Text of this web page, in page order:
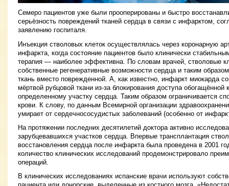
Семеро пациентов уже были прооперированы и быстро
серьёзность повреждений тканей сердца в связи с инфарктом,
заявлению госпиталя.
Инъекция стволовых клеток осуществлялась через коронарную
инфаркта, когда состояние пациентов было клинически
терапия — наиболее эффективна. По словам врачей, стволовые
собственные регенеративные возможности сердца и таким
ткань вместо поврежденной. А, как известно, инфаркт миокарда
мёртвой рубцовой ткани из-за блокирования доступа обогащённой
определенному участку сердца. Таким образом ограничивается
крови. К слову, по данным Всемирной организации
умирает от сердечнососудистых заболеваний (особенно от
На протяжении последних десятилетий доктора активно
зарубцевавшихся участков сердца. Впервые трансплантация
восстановления сердца после инфаркта была проведена в 2001
количество клинических исследований продемонстрировало
операций.
В клинических исследованиях испанские врачи используют